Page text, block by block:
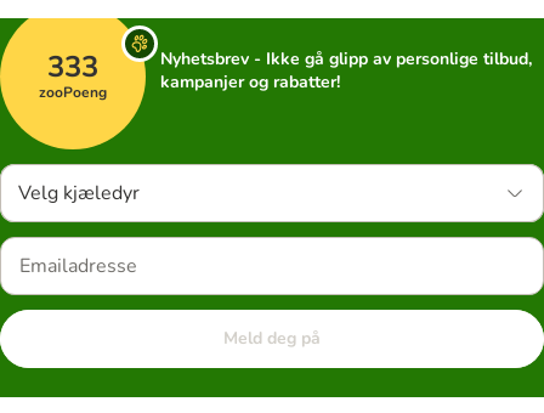
333
zooPoeng
Nyhetsbrev - Ikke gå glipp av personlige tilbud,
kampanjer og rabatter!
Velg kjæledyr
Meld deg på